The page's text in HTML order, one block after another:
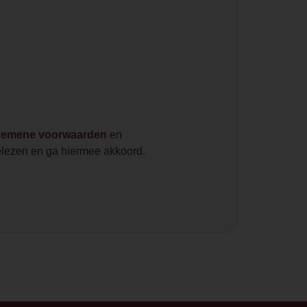
voorwaarden en
en ga hiermee akkoord.